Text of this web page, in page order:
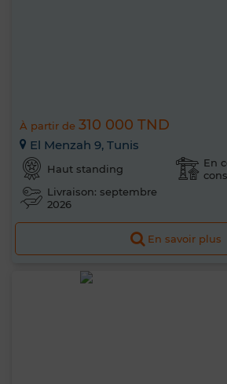
À partir de 310 000 TND
El Menzah 9, Tunis
Haut standing
En
Livraison: septembre
2026
En savoir plus